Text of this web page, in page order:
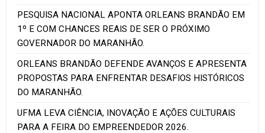
PESQUISA NACIONAL APONTA ORLEANS BRANDÃO EM
1º E COM CHANCES REAIS DE SER O PRÓXIMO
GOVERNADOR DO MARANHÃO.
ORLEANS BRANDÃO DEFENDE AVANÇOS E APRESENTA
PROPOSTAS PARA ENFRENTAR DESAFIOS HISTÓRICOS
DO MARANHÃO.
UFMA LEVA CIÊNCIA, INOVAÇÃO E AÇÕES CULTURAIS
PARA A FEIRA DO EMPREENDEDOR 2026.